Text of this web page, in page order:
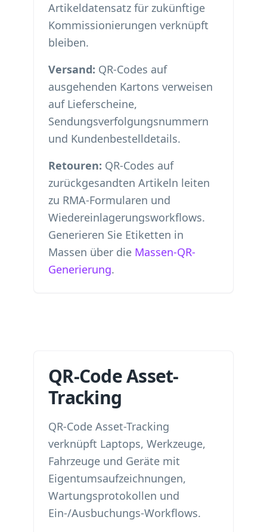
Artikeldatensatz für zukünftige
Kommissionierungen verknüpft
bleiben.
Versand: QR-Codes auf
ausgehenden Kartons verweisen
auf Lieferscheine,
Sendungsverfolgungsnummern
und Kundenbestelldetails.
Retouren: QR-Codes auf
zurückgesandten Artikeln leiten
zu RMA-Formularen und
Wiedereinlagerungsworkflows.
Generieren Sie Etiketten in
Massen über die Massen-QR-
Generierung.
QR-Code Asset-
Tracking
QR-Code Asset-Tracking
verknüpft Laptops, Werkzeuge,
Fahrzeuge und Geräte mit
Eigentumsaufzeichnungen,
Wartungsprotokollen und
Ein-/Ausbuchungs-Workflows.